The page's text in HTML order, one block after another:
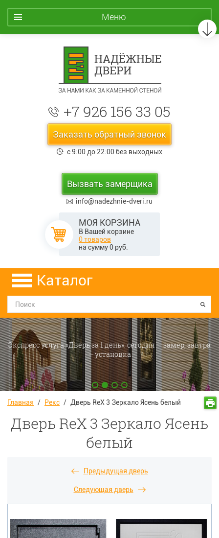
Меню
+7 926 156 33 05
Заказать обратный звонок
с 9:00 до 22:00 без выходных
Вызвать замерщика
info@nadezhnie-dveri.ru
МОЯ КОРЗИНА
В Вашей корзине
0 товаров
на сумму0 руб.
Каталог
Экспресс услуга «Дверь за 1 день»: сегодня — замер, завтра
— установка
Главная / Рекс / Дверь ReX 3 Зеркало Ясень белый
Дверь ReX 3 Зеркало Ясень
белый
Предыдущая дверь
Следующая дверь